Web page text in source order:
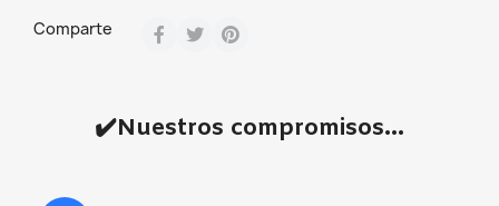
Comparte
✔️Nuestros compromisos...